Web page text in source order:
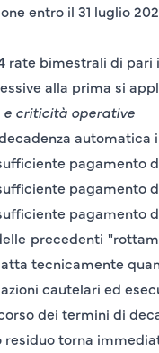
entro il 31 luglio
rate bimestrali di pari
alla prima si
e criticità operative
automatica
pagamento
pagamento
pagamento
precedenti
tecnicamente
cautelari ed
dei termini di
residuo torna